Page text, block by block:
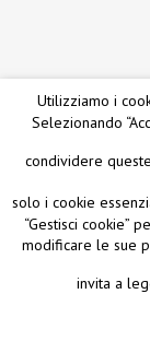
Utilizziamo i
Selezionando
condividere
solo i cookie
“Gestisci cookie”
modificare le sue
invita a